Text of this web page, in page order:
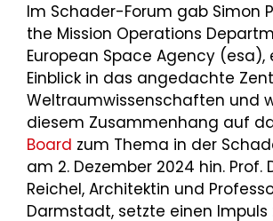
Im Schader-Forum gab Simon
the Mission Operations
European Space Agency (esa),
Einblick in das angedachte
Weltraumwissenschaften und
diesem Zusammenhang auf
Board zum Thema in der
am 2. Dezember 2024 hin. Prof.
Reichel, Architektin und
Darmstadt, setzte einen Impuls